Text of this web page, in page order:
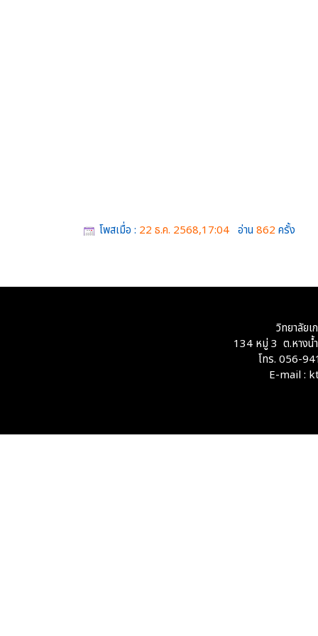
โพสเมื่อ : 22 ธ.ค. 2568,17:04 อ่าน 862 ครั้ง
วิทยาลัยเ
134 หมู่ 3 ต.หางน้
โทร. 056-
E-mail :